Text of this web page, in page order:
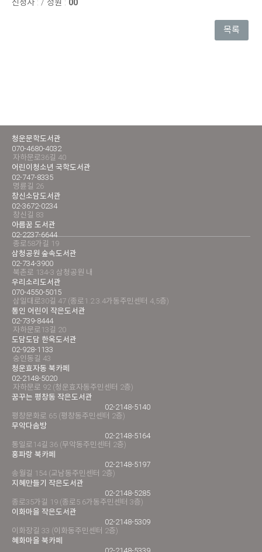
신청자 : / 정원 : 00
목록
청운문학도서관
070-4680-4032
자하문로36길 40
어린이청소년 국학도서관
02-747-8335
명륜길 26
창신소담도서관
02-3672-0234
창신길 83
아름꿈 도서관
02-2237-6644
종로58가길 19
삼청공원 숲속도서관
02-734-3900
북촌로 134-3 삼청공원 내
우리소리도서관
070-4550-5015
삼일대로30길 47 (종로1.2.3.4가동주민센터 4,5층)
통인 어린이 작은도서관
02-739-8444
자하문로13길 20
도담도담 한옥도서관
02-928-1133
숭인동길 43
청운효자동 북카페
02-2148-5020
자하문로 92 (청운효자동주민센터 2층)
꿈꾸는 평창동 작은도서관
02-2148-5140
평창문화로 65 (평창동주민센터 2층)
무악다솜방
02-2148-5164
통일로14길 36 (무악동주민센터 2층)
홍파랑 북카페
02-2148-5197
송월길 154 (교남동주민센터 2층)
지혜만들기 작은도서관
02-2148-5285
종로35가길 19 (종로5.6가동주민센터 3층)
이화마을 작은도서관
02-2148-5309
이화장길 33 (이화동주민센터 2층)
혜화마을 북카페